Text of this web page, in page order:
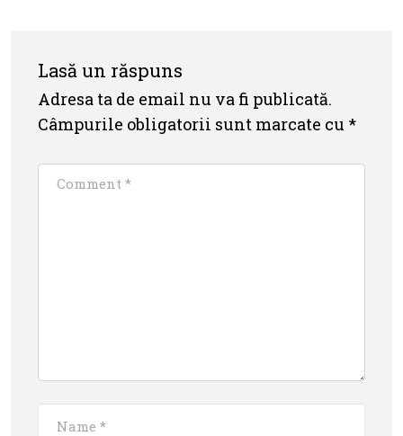
Lasă un răspuns
Adresa ta de email nu va fi publicată.
Câmpurile obligatorii sunt marcate cu *